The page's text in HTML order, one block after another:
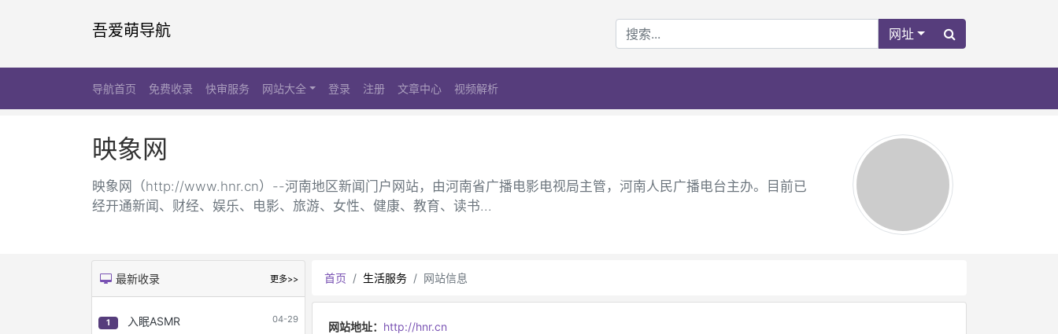
吾爱萌导航 网址
导航首页 免费收录 快审服务 网站大全 登录 注册 文章中心 视频解析
映象网
映象网（http://www.hnr.cn）--河南地区新闻门户网站，由河南省广播电影电视局主管，河南人民广播电台主办。目前已
经开通新闻、财经、娱乐、电影、旅游、女性、健康、教育、读书...
最新收录 更多>>
1 入眠ASMR 04-29
首页 生活服务 网站信息
网站地址： http://hnr.cn